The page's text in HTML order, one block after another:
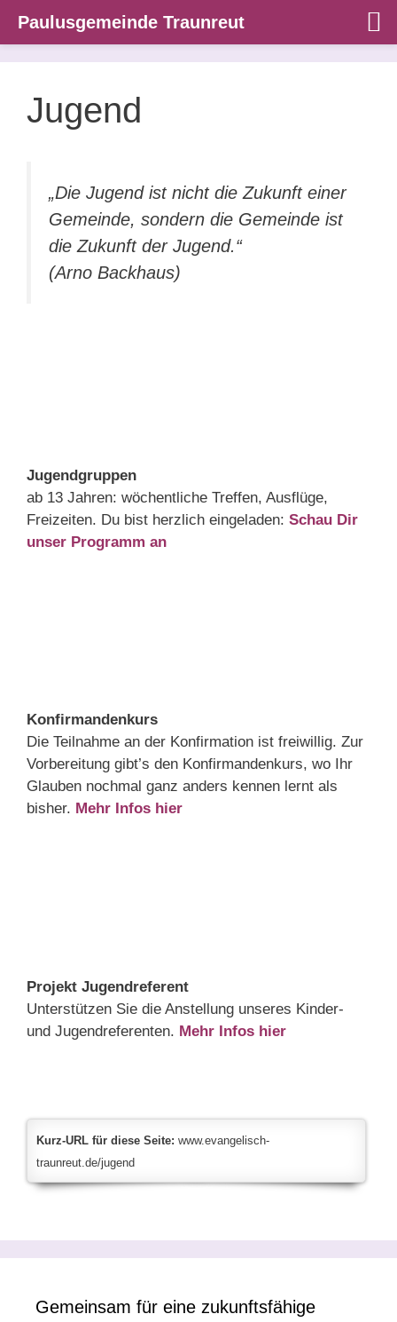
springenJugend
„Die Jugend ist nicht die Zukunft einer
Gemeinde, sondern die Gemeinde ist
die Zukunft der Jugend.“
(Arno Backhaus)
Jugendgruppen
ab 13 Jahren: wöchentliche Treffen, Ausflüge,
Freizeiten. Du bist herzlich eingeladen: Schau Dir
unser Programm an
Konfirmandenkurs
Die Teilnahme an der Konfirmation ist freiwillig. Zur
Vorbereitung gibt’s den Konfirmandenkurs, wo Ihr
Glauben nochmal ganz anders kennen lernt als
bisher. Mehr Infos hier
Projekt Jugendreferent
Unterstützen Sie die Anstellung unseres Kinder-
und Jugendreferenten. Mehr Infos hier
Kurz-URL für diese Seite: www.evangelisch-
traunreut.de/jugend
Gemeinsam für eine zukunftsfähige
Paulusgemeinde Traunreut